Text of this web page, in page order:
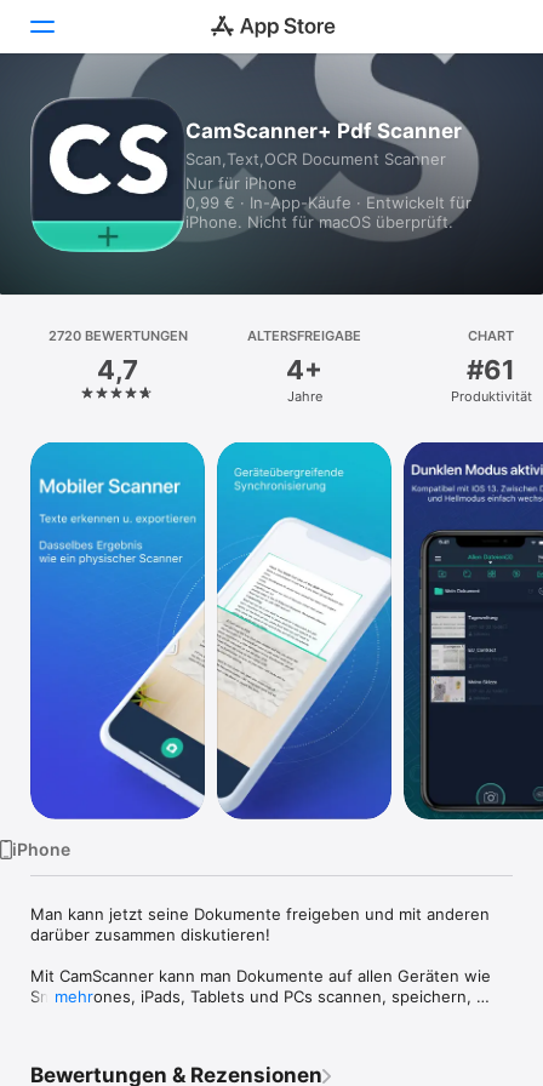
Heute
Spiele
Apps
Plattform
iPhone
iPad
Mac
Vision
Watch
CamScanner+ Pdf Scanner
Scan,Text,OCR Document Scanner
Nur für iPhone
0,99 € · In-App-Käufe · Entwickelt für
iPhone. Nicht für macOS überprüft.
2720 BEWERTUNGEN
4,7
ALTERSFREIGABE
4+
Jahre
CHART
#61
Produktivität
iPhone
Man kann jetzt seine Dokumente freigeben und mit anderen
darüber zusammen diskutieren!
Mit CamScanner kann man Dokumente auf allen Geräten wie
Smartphones, iPads, Tablets und PCs scannen, speichern,
* Alle Funktionen in der kostenlosen Version
mehr
Bewertungen & Rezensionen